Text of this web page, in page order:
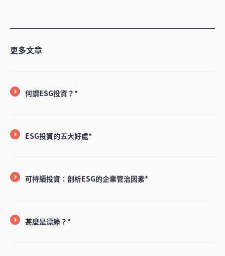
更多文章
何謂ESG投資？*
ESG投資的五大好處*
可持續投資：剖析ESG的企業管治因素*
甚麼是漂綠？*